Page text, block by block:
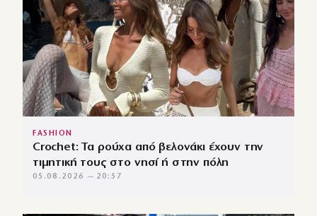
FASHION
Crochet: Τα ρούχα από βελονάκι έχουν την
τιμητική τους στο νησί ή στην πόλη
05.08.2026 — 20:57